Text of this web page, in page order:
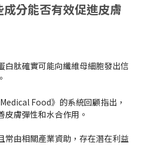
分能否有效促進皮膚
白肽確實可能向纖維母細胞發出信
Food》的系統回顧指出，
皮膚彈性和水合作用。
常由相關產業資助，存在潛在利益